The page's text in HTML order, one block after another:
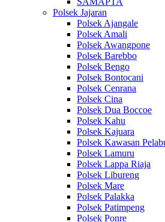
Polsek Jajaran
Polsek Ajangale
Polsek Amali
Polsek Awangpone
Polsek Barebbo
Polsek Bengo
Polsek Bontocani
Polsek Cenrana
Polsek Cina
Polsek Dua Boccoe
Polsek Kahu
Polsek Kajuara
Polsek Kawasan
Polsek Lamuru
Polsek Lappa Riaja
Polsek Libureng
Polsek Mare
Polsek Palakka
Polsek Patimpeng
Polsek Ponre